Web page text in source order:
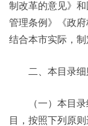
制改革的意见》
管理条例》《政
结合本市实际，制
二、本目录细
（一）本目录细
目，按照下列原则